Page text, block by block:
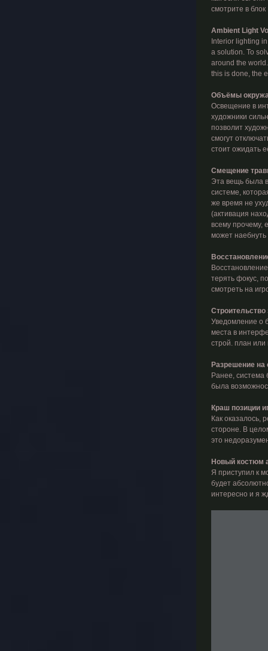
смотрите в блок
Ambient Light
Interior lighting
a solution. To
around the
this is done, the
Объёмы
Освещение в
художники
позволит
смогут
стоит ожидать
Смещение
Эта вещь была
системе,
же время не
(активация
всему прочему,
может наебнуть
терять фокус,
смотреть на
Уведомление о
места в
строй. план или
Разрешение на
Ранее, система
была
Краш позиции
Как оказалось,
стороне. В
это
Новый костюм
Я приступил к
будет
интересно и я